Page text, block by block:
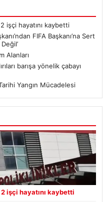
işçi hayatını kaybetti
FIFA Başkanı’na Sert
Alanları
barışa yönelik çabayı
Yangın Mücadelesi
işçi hayatını kaybetti